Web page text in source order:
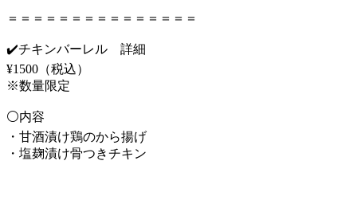
＝＝＝＝＝＝＝＝＝＝＝＝＝＝＝
✔️チキンバーレル 詳細
¥1500（税込）
※数量限定
⚪️内容
・甘酒漬け鶏のから揚げ
・塩麹漬け骨つきチキン